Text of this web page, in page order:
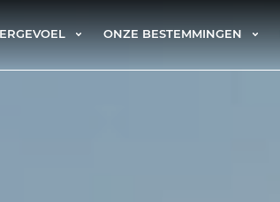
ONZE BESTEMMINGEN